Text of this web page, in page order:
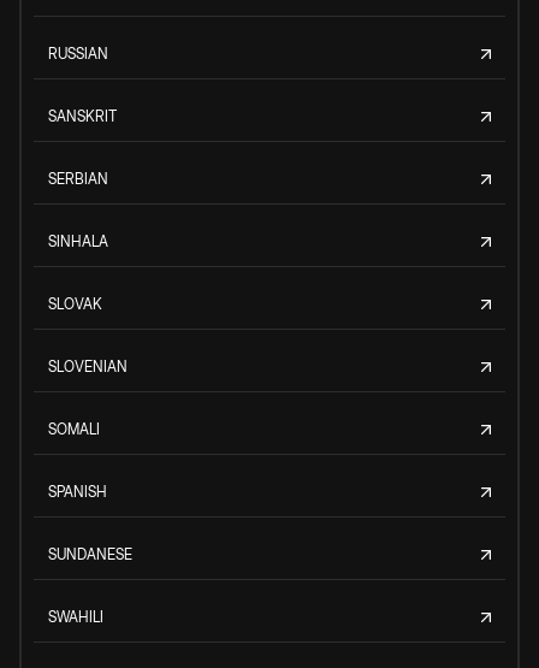
RUSSIAN
SANSKRIT
SERBIAN
SINHALA
SLOVAK
SLOVENIAN
SOMALI
SPANISH
SUNDANESE
SWAHILI